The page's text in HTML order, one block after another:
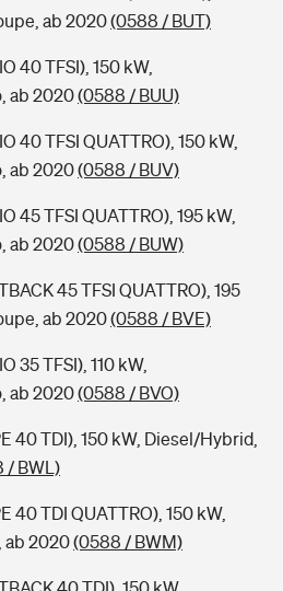
ab 2020(0588 / BUT)
40 TFSI), 150 kW,
ab 2020(0588 / BUU)
40 TFSI QUATTRO), 150 kW,
ab 2020(0588 / BUV)
45 TFSI QUATTRO), 195 kW,
ab 2020(0588 / BUW)
45 TFSI QUATTRO), 195
ab 2020(0588 / BVE)
35 TFSI), 110 kW,
ab 2020(0588 / BVO)
40 TDI), 150 kW, Diesel/Hybrid,
/ BWL)
40 TDI QUATTRO), 150 kW,
ab 2020(0588 / BWM)